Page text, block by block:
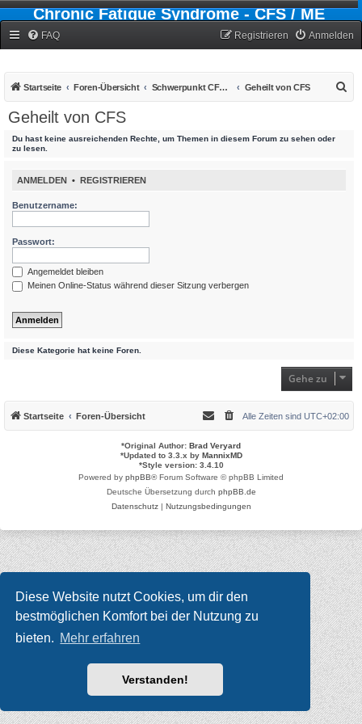
Diese Website nutzt Cookies, um dir den
bestmöglichen Komfort bei der Nutzung zu
bieten. Mehr erfahren
Verstanden!
Chronic Fatigue Syndrome - CFS / ME
FAQ Anmelden
Registrieren
Startseite Foren-Übersicht Schwerpunkt CFS - Chronic-Fatigue-Syndrom Geheilt von CFS
Geheilt von CFS
Du hast keine ausreichenden Rechte, um Themen in diesem Forum zu sehen oder
zu lesen.
ANMELDEN • REGISTRIEREN
Benutzername:
Passwort:
Angemeldet bleiben
Meinen Online-Status während dieser Sitzung verbergen
Diese Kategorie hat keine Foren.
Gehe zu
Startseite Foren-Übersicht Alle Zeiten sind UTC+02:00
*Original Author: Brad Veryard
*Updated to 3.3.x by MannixMD
*Style version: 3.4.10
Powered by phpBB® Forum Software © phpBB Limited
Deutsche Übersetzung durch phpBB.de
Datenschutz| Nutzungsbedingungen